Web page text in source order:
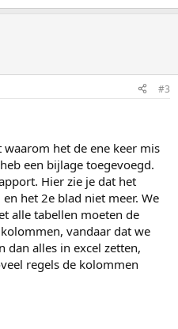
#3
het de ene keer mis
een bijlage toegevoegd.
Hier zie je dat het
het 2e blad niet meer. We
alle tabellen moeten de
vandaar dat we
dan alles in excel zetten,
regels de kolommen